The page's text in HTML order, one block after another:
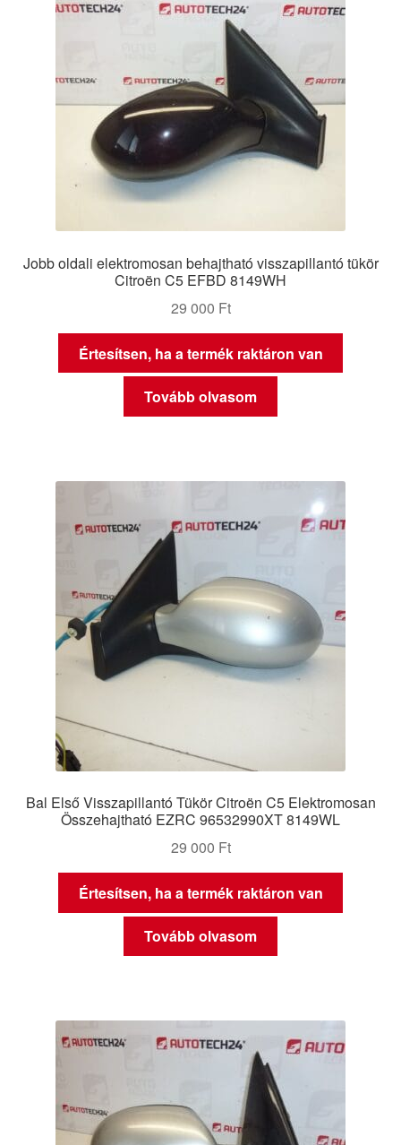
Jobb oldali elektromosan behajtható visszapillantó tükör
Citroën C5 EFBD 8149WH
29 000 Ft
Értesítsen, ha a termék raktáron van
Tovább olvasom
Bal Első Visszapillantó Tükör Citroën C5 Elektromosan
Összehajtható EZRC 96532990XT 8149WL
29 000 Ft
Értesítsen, ha a termék raktáron van
Tovább olvasom